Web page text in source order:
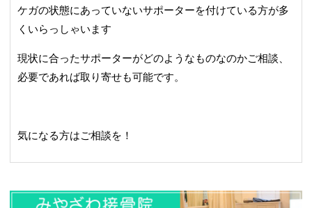
ケガの状態にあっていないサポーターを付けている方が多
くいらっしゃいます
現状に合ったサポーターがどのようなものなのかご相談、
必要であれば取り寄せも可能です。
気になる方はご相談を！